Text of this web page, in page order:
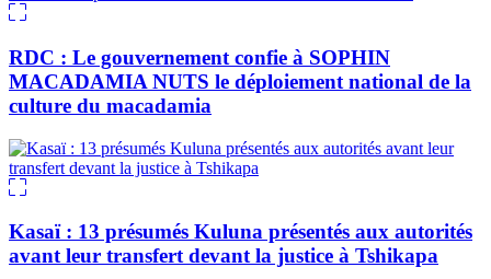
RDC : Le gouvernement confie à SOPHIN
MACADAMIA NUTS le déploiement national de la
culture du macadamia
Kasaï : 13 présumés Kuluna présentés aux autorités
avant leur transfert devant la justice à Tshikapa